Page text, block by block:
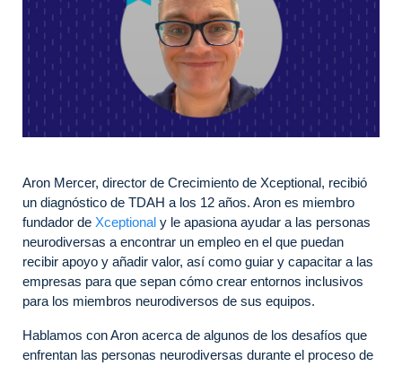
Aron Mercer, director de Crecimiento de Xceptional, recibió
un diagnóstico de TDAH a los 12 años. Aron es miembro
fundador de Xceptional y le apasiona ayudar a las personas
neurodiversas a encontrar un empleo en el que puedan
recibir apoyo y añadir valor, así como guiar y capacitar a las
empresas para que sepan cómo crear entornos inclusivos
para los miembros neurodiversos de sus equipos.
Hablamos con Aron acerca de algunos de los desafíos que
enfrentan las personas neurodiversas durante el proceso de